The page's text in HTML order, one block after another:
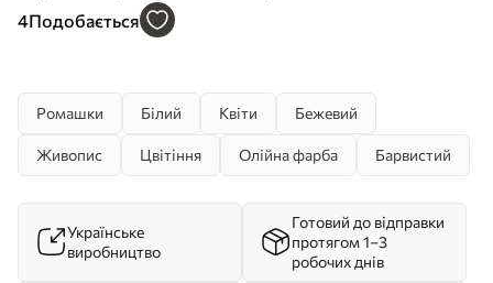
4Подобається
Ромашки Білий Квіти Бежевий
Живопис Цвітіння Олійна фарба Барвистий
Українське
виробництво
Готовий до відправки
протягом 1–3
робочих днів